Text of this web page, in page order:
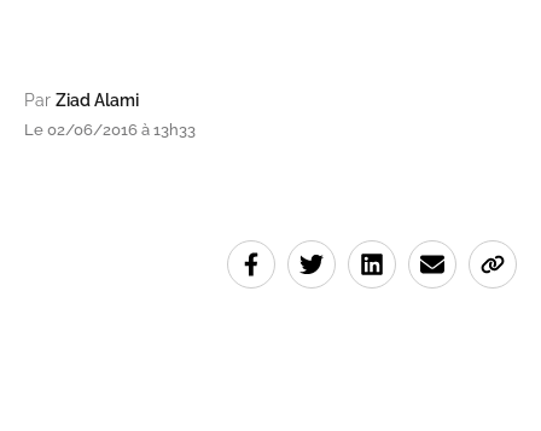
Par Ziad Alami
Le 02/06/2016 à 13h33